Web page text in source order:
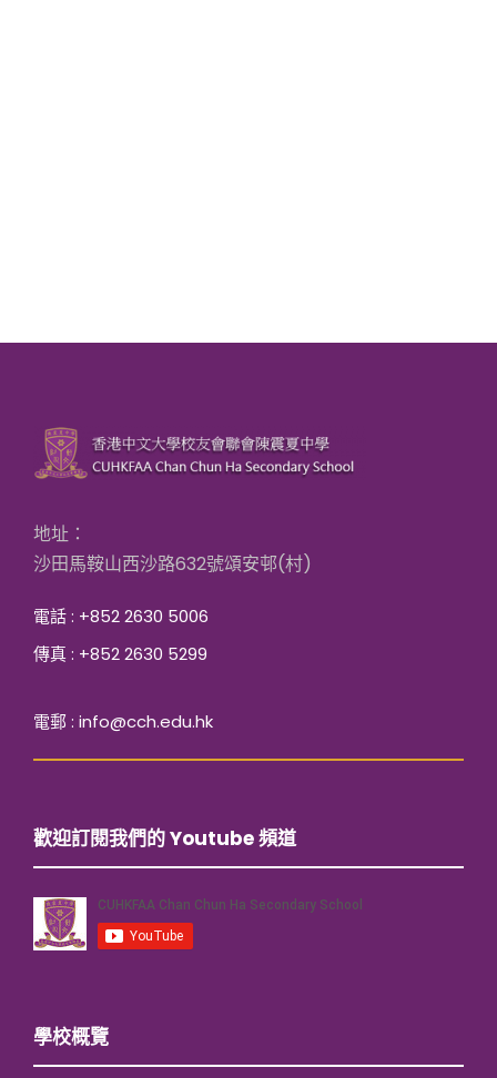
地址：
沙田馬鞍山西沙路632號頌安邨(村)
電話 : +852 2630 5006
傳真 : +852 2630 5299
電郵 : info@cch.edu.hk
歡迎訂閱我們的 Youtube 頻道
學校概覽